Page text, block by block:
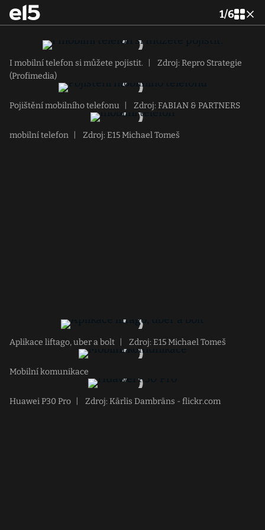
1/6
I mobilní telefon si můžete pojistit.
Zdroj: Repro Strategie
(Profimedia)
Pojištění mobilního telefonu Zdroj: FABIAN & PARTNERS
mobilní telefon Zdroj: E15 Michael Tomeš
Aplikace liftago, uber a bolt Zdroj: E15 Michael Tomeš
Mobilní komunikace
Huawei P30 Pro Zdroj: Kārlis Dambrāns - flickr.com